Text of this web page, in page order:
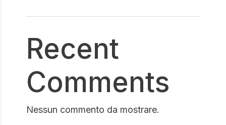
Recent
Comments
Nessun commento da mostrare.